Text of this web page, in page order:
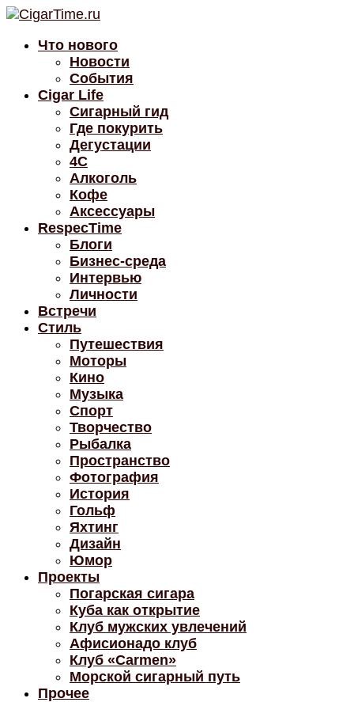
Что нового
Новости
События
Cigar Life
Сигарный гид
Где покурить
Дегустации
4C
Алкоголь
Кофе
Аксессуары
RespecTime
Блоги
Бизнес-среда
Интервью
Личности
Встречи
Стиль
Путешествия
Моторы
Кино
Музыка
Спорт
Творчество
Рыбалка
Пространство
Фотография
История
Гольф
Яхтинг
Дизайн
Юмор
Проекты
Погарская сигара
Куба как открытие
Клуб мужских увлечений
Афисионадо клуб
Клуб «Carmen»
Морской сигарный путь
Прочее